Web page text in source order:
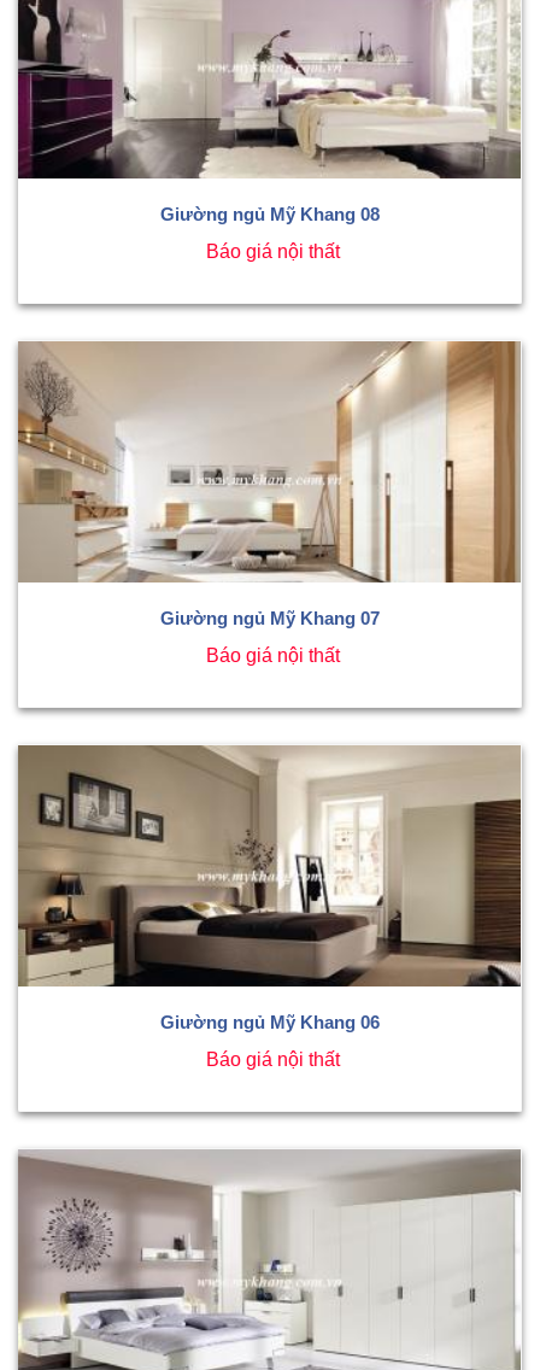
Giường ngủ Mỹ Khang 08
Báo giá nội thất
Giường ngủ Mỹ Khang 07
Báo giá nội thất
Giường ngủ Mỹ Khang 06
Báo giá nội thất